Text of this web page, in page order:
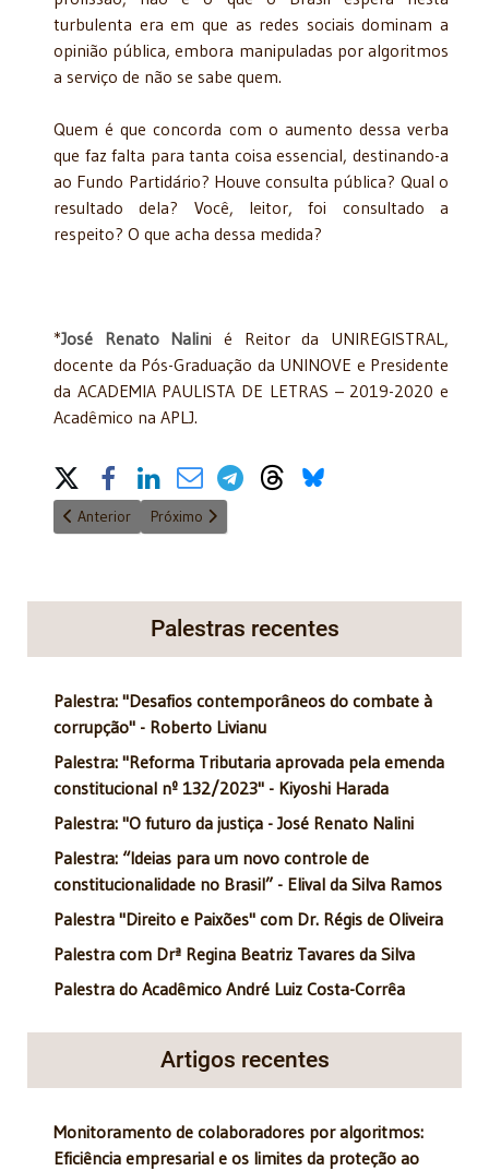
turbulenta era em que as redes sociais dominam a
opinião pública, embora manipuladas por algoritmos
a serviço de não se sabe quem.
Quem é que concorda com o aumento dessa verba
que faz falta para tanta coisa essencial, destinando-a
ao Fundo Partidário? Houve consulta pública? Qual o
resultado dela? Você, leitor, foi consultado a
respeito? O que acha dessa medida?
*José Renato Nalini é Reitor da UNIREGISTRAL,
docente da Pós-Graduação da UNINOVE e Presidente
da ACADEMIA PAULISTA DE LETRAS – 2019-2020 e
Acadêmico na APLJ.
Share on Social Media
Artigo anterior: A omissão burocrática
Anterior Próximo artigo: Hora de boas ações, não de pânico
Próximo
Palestras recentes
Palestra: "Desafios contemporâneos do combate à
corrupção" - Roberto Livianu
Palestra: "Reforma Tributaria aprovada pela emenda
constitucional nº 132/2023" - Kiyoshi Harada
Palestra: "O futuro da justiça - José Renato Nalini
Palestra: “Ideias para um novo controle de
constitucionalidade no Brasil” - Elival da Silva Ramos
Palestra "Direito e Paixões" com Dr. Régis de Oliveira
Palestra com Drª Regina Beatriz Tavares da Silva
Palestra do Acadêmico André Luiz Costa-Corrêa
Artigos recentes
Monitoramento de colaboradores por algoritmos:
Eficiência empresarial e os limites da proteção ao